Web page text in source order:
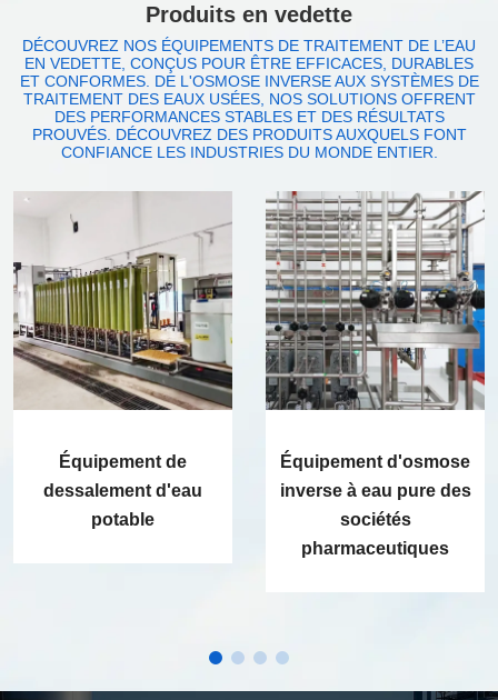
Produits en vedette
DÉCOUVREZ NOS ÉQUIPEMENTS DE TRAITEMENT DE L’EAU
EN VEDETTE, CONÇUS POUR ÊTRE EFFICACES, DURABLES
ET CONFORMES. DE L'OSMOSE INVERSE AUX SYSTÈMES DE
TRAITEMENT DES EAUX USÉES, NOS SOLUTIONS OFFRENT
DES PERFORMANCES STABLES ET DES RÉSULTATS
PROUVÉS. DÉCOUVREZ DES PRODUITS AUXQUELS FONT
CONFIANCE LES INDUSTRIES DU MONDE ENTIER.
Équipement de
dessalement d'eau
potable
Équipement d'osmose
inverse à eau pure des
sociétés
pharmaceutiques